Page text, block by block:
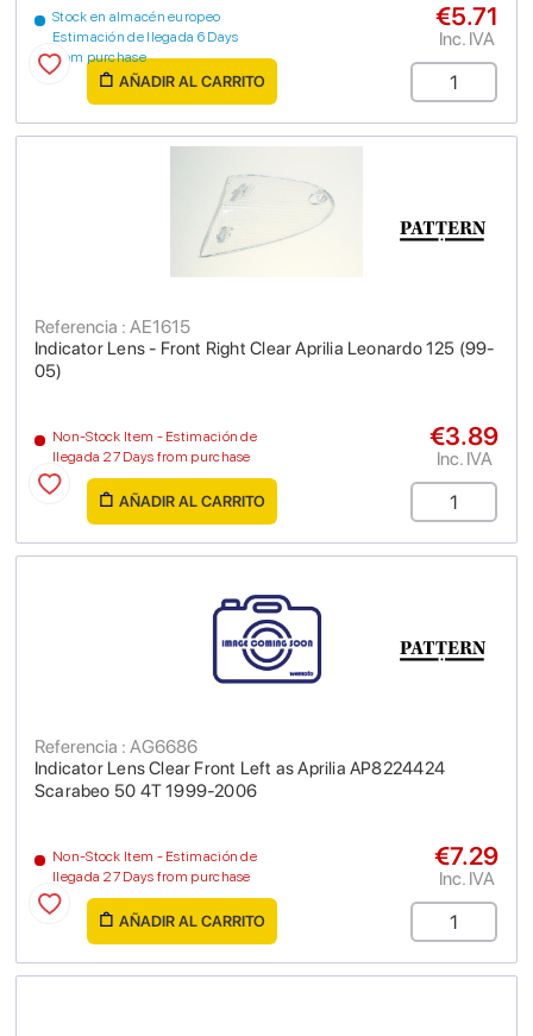
Stock en almacén europeo
Estimación de llegada 6 Days
from purchase
€5.71
Inc. IVA
AÑADIR AL CARRITO
Indicator Lens - Front Right Clear Aprilia Leonardo 125 (99-
05)
Referencia : AE1615
Non-Stock Item - Estimación de
llegada 27 Days from purchase
€3.89
Inc. IVA
AÑADIR AL CARRITO
Indicator Lens Clear Front Left as Aprilia AP8224424
Scarabeo 50 4T 1999-2006
Referencia : AG6686
Non-Stock Item - Estimación de
llegada 27 Days from purchase
€7.29
Inc. IVA
AÑADIR AL CARRITO